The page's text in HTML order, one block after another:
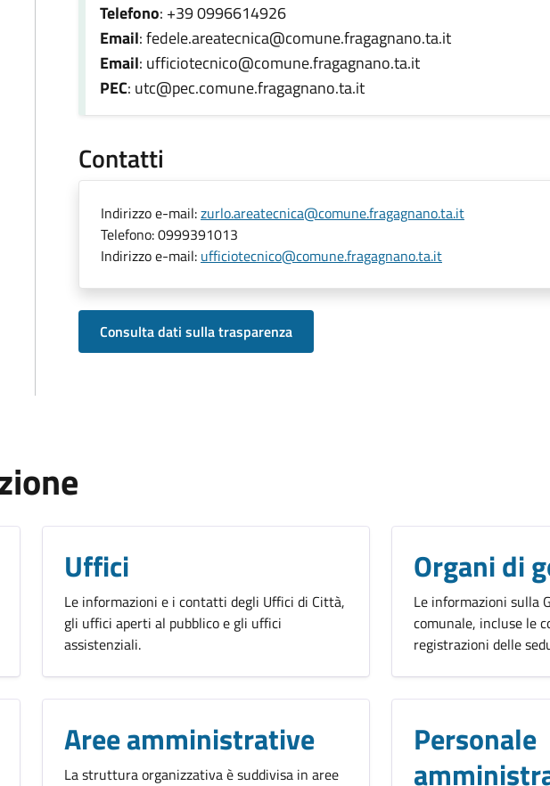
Telefono: +39 0996614926
Email: fedele.areatecnica@comune.fragagnano.ta.it
Email: ufficiotecnico@comune.fragagnano.ta.it
PEC: utc@pec.comune.fragagnano.ta.it
Contatti
Indirizzo e-mail:zurlo.areatecnica@comune.fragagnano.ta.it
Telefono:0999391013
Indirizzo e-mail: ufficiotecnico@comune.fragagnano.ta.it
Consulta dati sulla trasparenza
Uffici
Le informazioni e i contatti degli Uffici di Città,
gli uffici aperti al pubblico e gli uffici
assistenziali.
Organi di
Le informazioni sulla
comunale, incluse le
registrazioni delle
Aree amministrative
La struttura organizzativa è suddivisa in aree
Personale